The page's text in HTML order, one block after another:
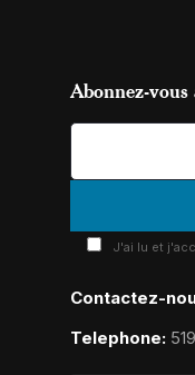
Abonnez-vous
J'ai lu et
Contactez-
Telephone: